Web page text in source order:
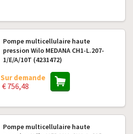
Pompe multicellulaire haute
pression Wilo MEDANA CH1-L.207-
1/E/A/10T (4231472)
Sur demande
€ 756,48
Pompe multicellulaire haute